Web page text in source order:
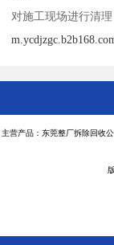
对施工现场进行清
主营产品：东莞整厂拆除回收